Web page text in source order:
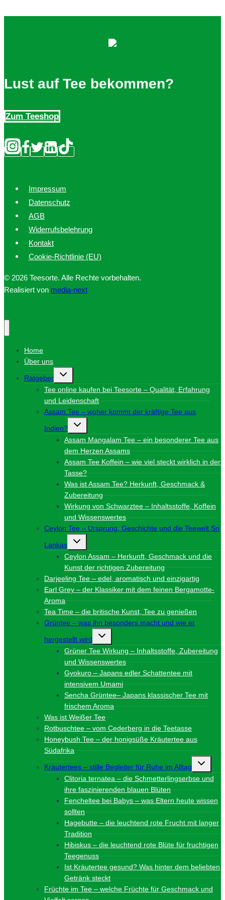
Lust auf Tee bekommen?
Zum Teeshop
Impressum
Datenschutz
AGB
Widerrufsbelehrung
Kontakt
Cookie-Richtlinie (EU)
© 2026 Teesorte. Alle Rechte vorbehalten.
Realisiert von media-next
Home
Über uns
Ratgeber
Untermenü
Tee online kaufen bei Teesorte – Qualität, Erfahrung
und Leidenschaft
Assam Tee – woher kommt der kräftige Tee aus
Indien?
Untermenü
Assam Mangalam Tee – ein besonderer Tee aus
dem Herzen Assams
Assam Tee Koffein – wie viel steckt wirklich in der
Tasse?
Was ist Assam Tee? Herkunft, Geschmack &
Zubereitung
Wirkung von Schwarztee – Inhaltsstoffe, Koffein
und Wissenswertes
Ceylon Tee – Ursprung, Geschichte und die Teewelt Sri
Lankas
Untermenü
Ceylon Assam – Herkunft, Geschmack und die
Kunst der richtigen Zubereitung
Darjeeling Tee – edel, aromatisch und einzigartig
Earl Grey – der Klassiker mit dem feinen Bergamotte-
Aroma
Tea Time – die britische Kunst, Tee zu genießen
Grüntee – was ihn besonders macht und wie er
hergestellt wird
Untermenü
Grüner Tee Wirkung – Inhaltsstoffe, Zubereitung
und Wissenswertes
Gyokuro – Japans edler Schattentee mit
intensivem Umami
Sencha Grüntee– Japans klassischer Tee mit
frischem Aroma
Was ist Weißer Tee
Rotbuschtee – vom Cederberg in die Teetasse
Honeybush Tee – der honigsüße Kräutertee aus
Südafrika
Kräutertees – stille Begleiter für Ruhe im Alltag
Clitoria ternatea – die Schmetterlingserbse und
ihre faszinierenden blauen Blüten
Fencheltee bei Babys – was Eltern heute wissen
sollten
Hagebutte – die leuchtend rote Frucht mit langer
Tradition
Hibiskus – die leuchtend rote Blüte für fruchtigen
Teegenuss
Ist Kräutertee gesund? Was hinter dem beliebten
Getränk steckt
Früchte im Tee – welche Früchte für Geschmack und